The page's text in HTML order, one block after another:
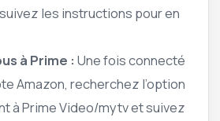
les instructions pour en
à Prime : Une fois connecté
Amazon, recherchez l’option
à Prime Video/mytv et suivez